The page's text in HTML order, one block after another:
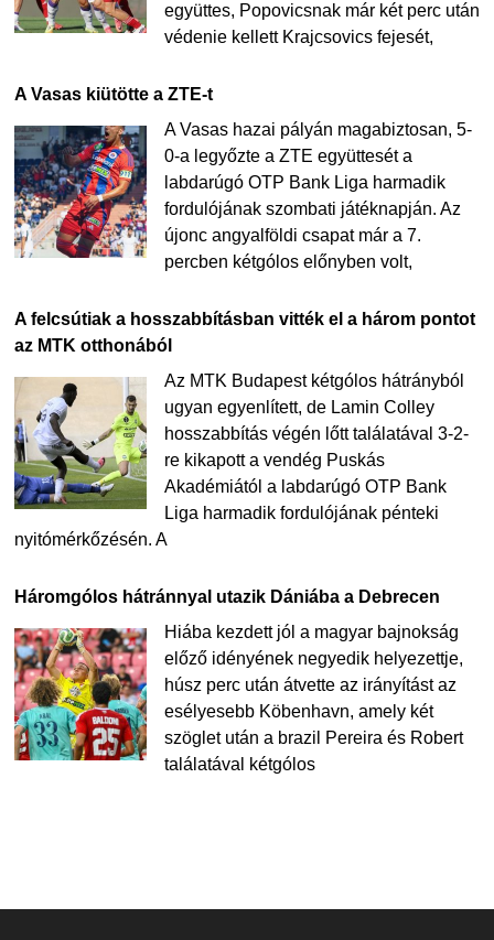
együttes, Popovicsnak már két perc után
védenie kellett Krajcsovics fejesét,
A Vasas kiütötte a ZTE-t
A Vasas hazai pályán magabiztosan, 5-
0-a legyőzte a ZTE együttesét a
labdarúgó OTP Bank Liga harmadik
fordulójának szombati játéknapján. Az
újonc angyalföldi csapat már a 7.
percben kétgólos előnyben volt,
A felcsútiak a hosszabbításban vitték el a három pontot
az MTK otthonából
Az MTK Budapest kétgólos hátrányból
ugyan egyenlített, de Lamin Colley
hosszabbítás végén lőtt találatával 3-2-
re kikapott a vendég Puskás
Akadémiától a labdarúgó OTP Bank
Liga harmadik fordulójának pénteki
nyitómérkőzésén. A
Háromgólos hátránnyal utazik Dániába a Debrecen
Hiába kezdett jól a magyar bajnokság
előző idényének negyedik helyezettje,
húsz perc után átvette az irányítást az
esélyesebb Köbenhavn, amely két
szöglet után a brazil Pereira és Robert
találatával kétgólos